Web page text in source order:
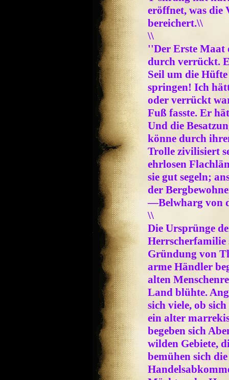
eröffnet, was
bereichert.\\
\\
''Der Erste Maat
durch verrückt.
Seil um die
springen! Ich
oder verrückt
Fuß fasste. Er
Und die
könne durch
Trolle zivilisiert
ehrlosen
sie gut segeln;
der
—Belwharg von
\\
Die Ursprünge
Herrscherfamilie
Gründung von
arme Händler
alten
Land blühte.
sich viele, ob
ein alter
begeben sich
wilden Gebiete,
bemühen sich